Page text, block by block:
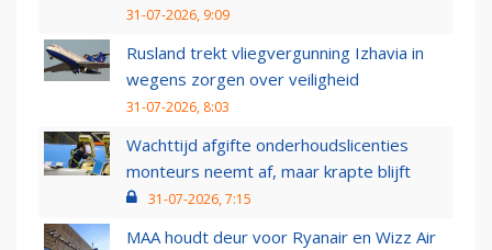
31-07-2026, 9:09
Rusland trekt vliegvergunning Izhavia in
wegens zorgen over veiligheid
31-07-2026, 8:03
Wachttijd afgifte onderhoudslicenties
monteurs neemt af, maar krapte blijft
31-07-2026, 7:15
MAA houdt deur voor Ryanair en Wizz Air